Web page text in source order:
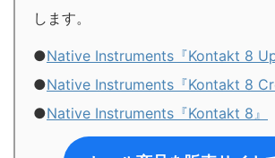
します。
●Native Instruments『Kontakt 8
●Native Instruments『Kontakt 8
●Native Instruments『Kontakt 8』